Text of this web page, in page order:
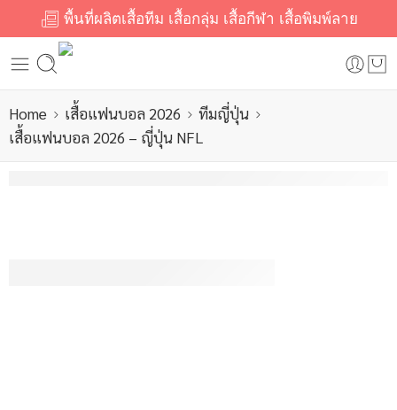
พื้นที่ผลิตเสื้อทีม เสื้อกลุ่ม เสื้อกีฬา เสื้อพิมพ์ลาย
Home เสื้อแฟนบอล 2026
ทีมญี่ปุ่น
เสื้อแฟนบอล 2026 – ญี่ปุ่น NFL